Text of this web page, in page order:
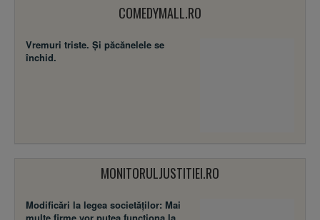
COMEDYMALL.RO
Vremuri triste. Şi păcănelele se
închid.
MONITORULJUSTITIEI.RO
Modificări la legea societăţilor: Mai